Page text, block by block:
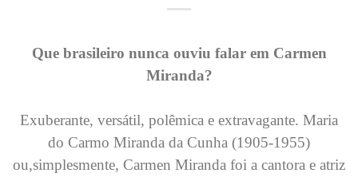
Que brasileiro nunca ouviu falar em Carmen
Miranda?
Exuberante, versátil, polêmica e extravagante. Maria
do Carmo Miranda da Cunha (1905-1955)
ou,simplesmente, Carmen Miranda foi a cantora e atriz